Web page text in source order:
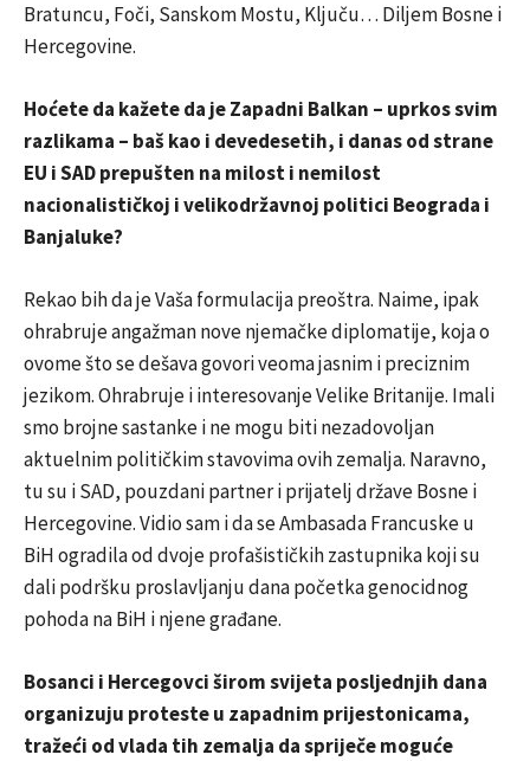
Bratuncu, Foči, Sanskom Mostu, Ključu… Diljem Bosne i
Hercegovine.
Hoćete da kažete da je Zapadni Balkan – uprkos svim
razlikama – baš kao i devedesetih, i danas od strane
EU i SAD prepušten na milost i nemilost
nacionalističkoj i velikodržavnoj politici Beograda i
Banjaluke?
Rekao bih da je Vaša formulacija preoštra. Naime, ipak
ohrabruje angažman nove njemačke diplomatije, koja o
ovome što se dešava govori veoma jasnim i preciznim
jezikom. Ohrabruje i interesovanje Velike Britanije. Imali
smo brojne sastanke i ne mogu biti nezadovoljan
aktuelnim političkim stavovima ovih zemalja. Naravno,
tu su i SAD, pouzdani partner i prijatelj države Bosne i
Hercegovine. Vidio sam i da se Ambasada Francuske u
BiH ogradila od dvoje profašističkih zastupnika koji su
dali podršku proslavljanju dana početka genocidnog
pohoda na BiH i njene građane.
Bosanci i Hercegovci širom svijeta posljednjih dana
organizuju proteste u zapadnim prijestonicama,
tražeći od vlada tih zemalja da spriječe moguće